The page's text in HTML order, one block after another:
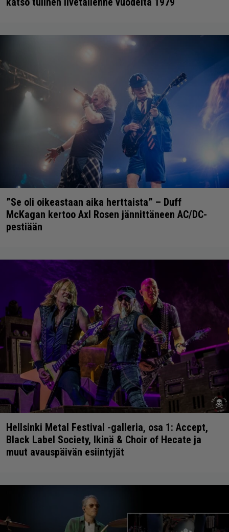
”Se oli oikeastaan aika herttaista” – Duff
McKagan kertoo Axl Rosen jännittäneen AC/DC-
pestiään
Hellsinki Metal Festival -galleria, osa 1: Accept,
Black Label Society, Ikinä & Choir of Hecate ja
muut avauspäivän esiintyjät